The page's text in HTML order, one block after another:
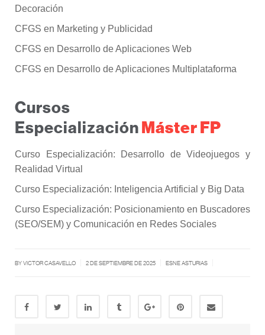
Decoración
CFGS en Marketing y Publicidad
CFGS en Desarrollo de Aplicaciones Web
CFGS en Desarrollo de Aplicaciones Multiplataforma
Cursos
Especialización Máster FP
Curso Especialización: Desarrollo de Videojuegos y
Realidad Virtual
Curso Especialización: Inteligencia Artificial y Big Data
Curso Especialización: Posicionamiento en Buscadores
(SEO/SEM) y Comunicación en Redes Sociales
BYVICTOR CASAVELLO 2 DE SEPTIEMBRE DE 2025 ESNE ASTURIAS